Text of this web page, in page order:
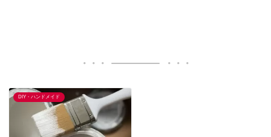
DIY・ハンドメイド